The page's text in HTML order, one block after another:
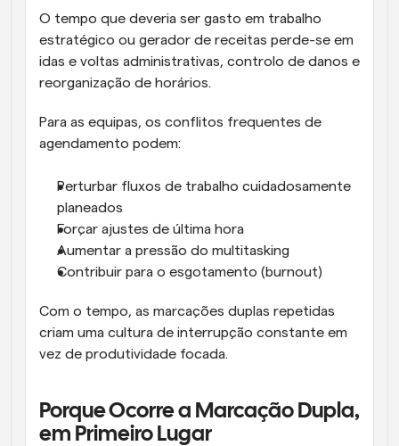
O tempo que deveria ser gasto em trabalho
estratégico ou gerador de receitas perde-se em
idas e voltas administrativas, controlo de danos e
reorganização de horários.
Para as equipas, os conflitos frequentes de
agendamento podem:
Perturbar fluxos de trabalho cuidadosamente
planeados
Forçar ajustes de última hora
Aumentar a pressão do multitasking
Contribuir para o esgotamento (burnout)
Com o tempo, as marcações duplas repetidas
criam uma cultura de interrupção constante em
vez de produtividade focada.
Porque Ocorre a Marcação Dupla,
em Primeiro Lugar